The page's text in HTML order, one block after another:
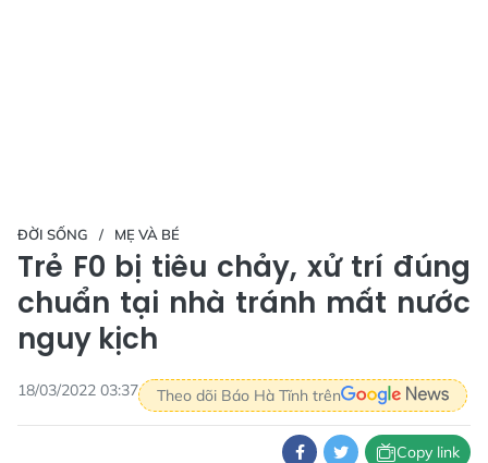
ĐỜI SỐNG MẸ VÀ BÉ
Trẻ F0 bị tiêu chảy, xử trí đúng
chuẩn tại nhà tránh mất nước
nguy kịch
18/03/2022 03:37 Theo dõi Báo Hà Tĩnh trên
Copy link